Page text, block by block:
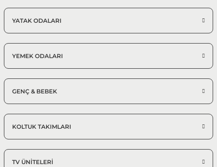
YATAK ODALARI
YEMEK ODALARI
GENÇ & BEBEK
KOLTUK TAKIMLARI
TV ÜNİTELERİ